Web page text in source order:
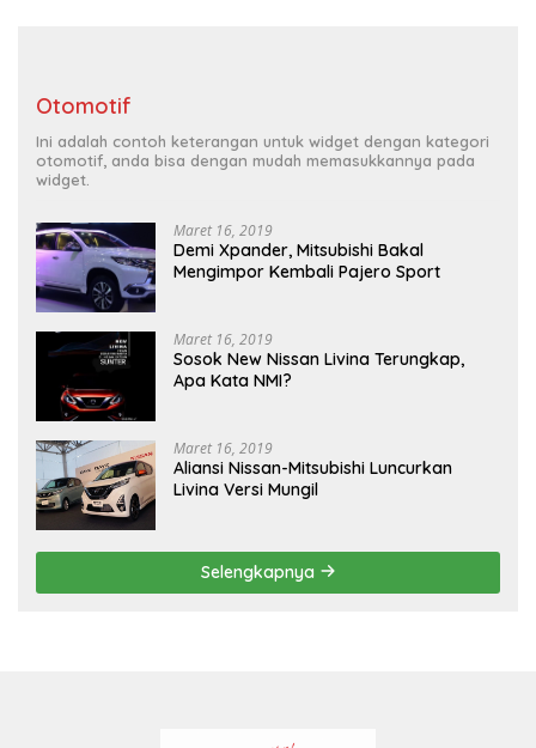
Otomotif
Ini adalah contoh keterangan untuk widget dengan kategori
otomotif, anda bisa dengan mudah memasukkannya pada
widget.
Maret 16, 2019
Demi Xpander, Mitsubishi Bakal
Mengimpor Kembali Pajero Sport
Maret 16, 2019
Sosok New Nissan Livina Terungkap,
Apa Kata NMI?
Maret 16, 2019
Aliansi Nissan-Mitsubishi Luncurkan
Livina Versi Mungil
Selengkapnya